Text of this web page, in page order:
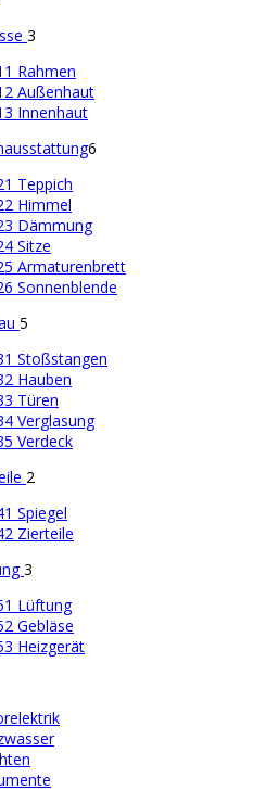
3
Rahmen
Außenhaut
Innenhaut
6
Teppich
Himmel
Dämmung
Sitze
Armaturenbrett
Sonnenblende
5
Stoßstangen
Hauben
Türen
Verglasung
Verdeck
2
Spiegel
Zierteile
3
Lüftung
Gebläse
Heizgerät